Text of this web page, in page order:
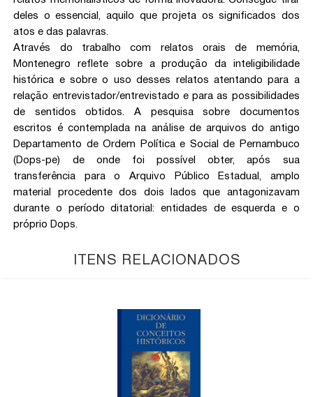
deles o essencial, aquilo que projeta os significados dos
atos e das palavras.
Através do trabalho com relatos orais de memória,
Montenegro reflete sobre a produção da inteligibilidade
histórica e sobre o uso desses relatos atentando para a
relação entrevistador/entrevistado e para as possibilidades
de sentidos obtidos. A pesquisa sobre documentos
escritos é contemplada na análise de arquivos do antigo
Departamento de Ordem Política e Social de Pernambuco
(Dops-pe) de onde foi possível obter, após sua
transferência para o Arquivo Público Estadual, amplo
material procedente dos dois lados que antagonizavam
durante o período ditatorial: entidades de esquerda e o
próprio Dops.
ITENS RELACIONADOS